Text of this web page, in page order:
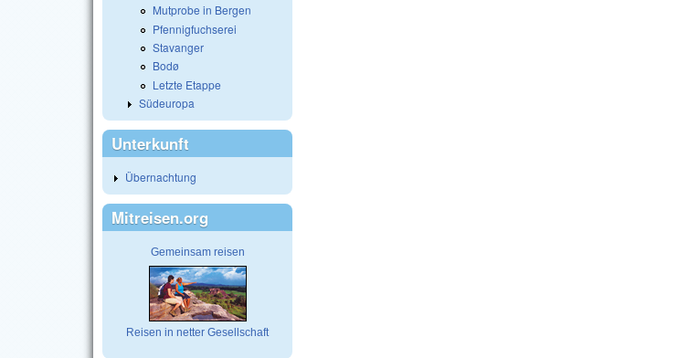
Mutprobe in Bergen
Pfennigfuchserei
Stavanger
Bodø
Letzte Etappe
Südeuropa
Unterkunft
Übernachtung
Mitreisen.org
Gemeinsam reisen
Reisen in netter Gesellschaft